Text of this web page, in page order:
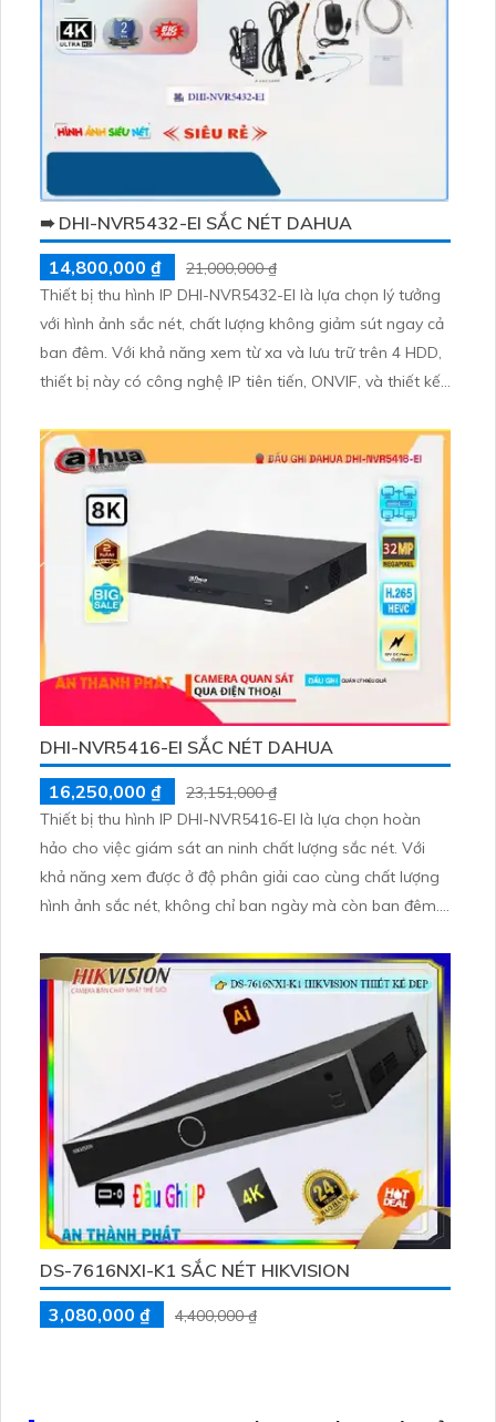
➠ DHI-NVR5432-EI SẮC NÉT DAHUA
14,800,000 ₫
21,000,000 ₫
Thiết bị thu hình IP DHI-NVR5432-EI là lựa chọn lý tưởng
với hình ảnh sắc nét, chất lượng không giảm sút ngay cả
ban đêm. Với khả năng xem từ xa và lưu trữ trên 4 HDD,
thiết bị này có công nghệ IP tiên tiến, ONVIF, và thiết kế
ưu điểm vượt trội với công nghệ AI, phù hợp cho các
công trình an ninh hiện đại.
DHI-NVR5416-EI SẮC NÉT DAHUA
16,250,000 ₫
23,151,000 ₫
Thiết bị thu hình IP DHI-NVR5416-EI là lựa chọn hoàn
hảo cho việc giám sát an ninh chất lượng sắc nét. Với
khả năng xem được ở độ phân giải cao cùng chất lượng
hình ảnh sắc nét, không chỉ ban ngày mà còn ban đêm.
dữ liệu mạnh mẽ. Được trang bị công nghệ IP và hỗ trợ
ONVIF, đảm bảo không giảm chất lượng
DS-7616NXI-K1 SẮC NÉT HIKVISION
3,080,000 ₫
4,400,000 ₫